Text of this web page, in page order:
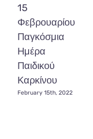
15
Φεβρουαρίου
Παγκόσμια
Ημέρα
Παιδικού
Καρκίνου
February 15th, 2022